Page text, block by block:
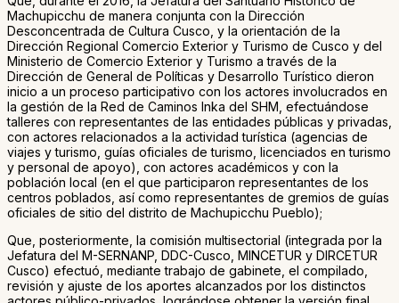
Machupicchu de manera conjunta con la Dirección
Desconcentrada de Cultura Cusco, y la orientación de la
Dirección Regional Comercio Exterior y Turismo de Cusco y del
Ministerio de Comercio Exterior y Turismo a través de la
Dirección de General de Políticas y Desarrollo Turístico dieron
inicio a un proceso participativo con los actores involucrados en
la gestión de la Red de Caminos Inka del SHM, efectuándose
talleres con representantes de las entidades públicas y privadas,
con actores relacionados a la actividad turística (agencias de
viajes y turismo, guías oficiales de turismo, licenciados en turismo
y personal de apoyo), con actores académicos y con la
población local (en el que participaron representantes de los
centros poblados, así como representantes de gremios de guías
oficiales de sitio del distrito de Machupicchu Pueblo);
Que, posteriormente, la comisión multisectorial (integrada por la
Jefatura del M-SERNANP, DDC-Cusco, MINCETUR y DIRCETUR
Cusco) efectuó, mediante trabajo de gabinete, el compilado,
revisión y ajuste de los aportes alcanzados por los distinctos